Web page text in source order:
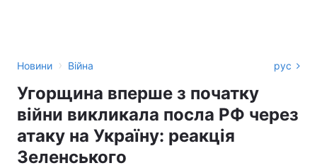
Новини › Війна рус
Угорщина вперше з початку
війни викликала посла РФ через
атаку на Україну: реакція
Зеленського